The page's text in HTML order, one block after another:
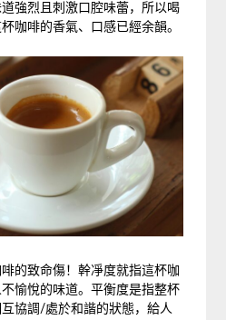
強烈且刺激口腔味蕾，所以喝
咖啡的香氣、口感已經余韻。
的致命傷！幹凈度就指這杯咖
愉悅的味道。平衡度是指整杯
協調/處於和諧的狀態，給人